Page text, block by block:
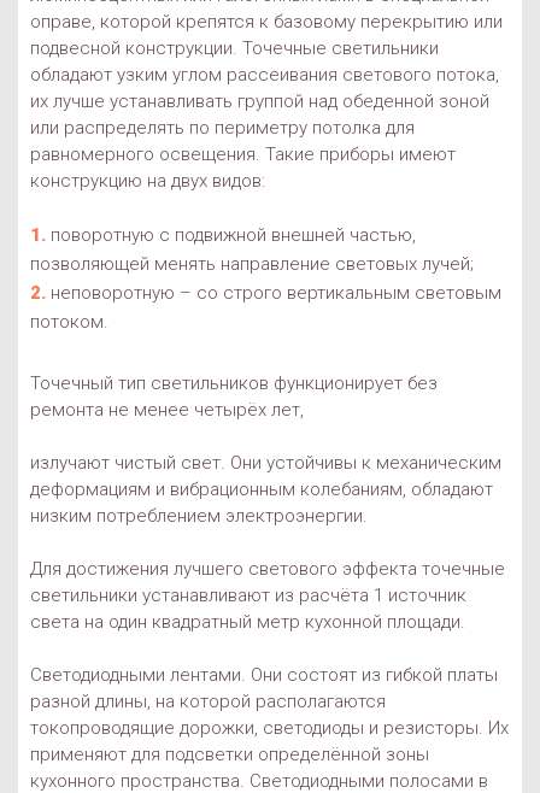
оправе, которой крепятся к базовому перекрытию или
подвесной конструкции. Точечные светильники
обладают узким углом рассеивания светового потока,
их лучше устанавливать группой над обеденной зоной
или распределять по периметру потолка для
равномерного освещения. Такие приборы имеют
конструкцию на двух видов:
поворотную с подвижной внешней частью,
позволяющей менять направление световых лучей;
неповоротную – со строго вертикальным световым
потоком.
Точечный тип светильников функционирует без
ремонта не менее четырёх лет,
излучают чистый свет. Они устойчивы к механическим
деформациям и вибрационным колебаниям, обладают
низким потреблением электроэнергии.
Для достижения лучшего светового эффекта точечные
светильники устанавливают из расчёта 1 источник
света на один квадратный метр кухонной площади.
Светодиодными лентами. Они состоят из гибкой платы
разной длины, на которой располагаются
токопроводящие дорожки, светодиоды и резисторы. Их
применяют для подсветки определённой зоны
кухонного пространства. Светодиодными полосами в